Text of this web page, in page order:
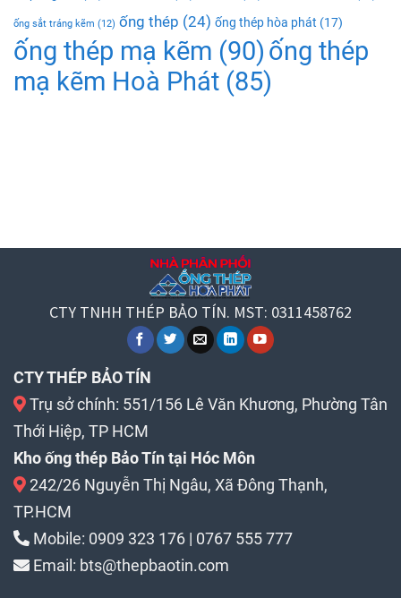
ống sắt tráng kẽm (12) ống thép (24) ống thép hòa phát (17)
ống thép mạ kẽm (90) ống thép
mạ kẽm Hoà Phát (85)
CTY TNHH THÉP BẢO TÍN. MST: 0311458762
CTY THÉP BẢO TÍN
Trụ sở chính: 551/156 Lê Văn Khương, Phường Tân
Thới Hiệp, TP HCM
Kho ống thép Bảo Tín tại Hóc Môn
242/26 Nguyễn Thị Ngâu, Xã Đông Thạnh,
TP.HCM
Mobile: 0909 323 176 | 0767 555 777
Email: bts@thepbaotin.com